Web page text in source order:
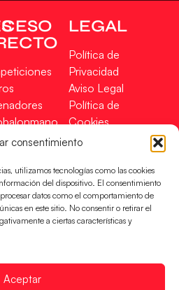
consentimiento
utilizamos tecnologías como las cookies
del dispositivo. El consentimiento
datos como el comportamiento de
en este sitio. No consentir o retirar el
a ciertas características y
Aceptar
LEGAL
Política de
Privacidad
Aviso Legal
Política de
Cookies
Mapa Web
EN
FINANCIADO